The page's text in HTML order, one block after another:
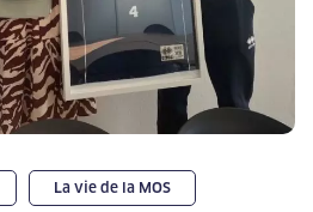
La vie de la MOS